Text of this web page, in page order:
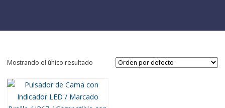
Mostrando el único resultado